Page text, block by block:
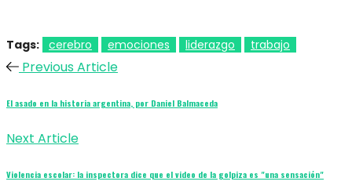
Tags: cerebro emociones liderazgo trabajo
Previous Article
El asado en la historia argentina, por Daniel Balmaceda
Next Article
Violencia escolar: la inspectora dice que el video de la golpiza es "una sensación"